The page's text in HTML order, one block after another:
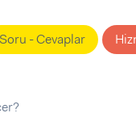
Soru - Cevaplar